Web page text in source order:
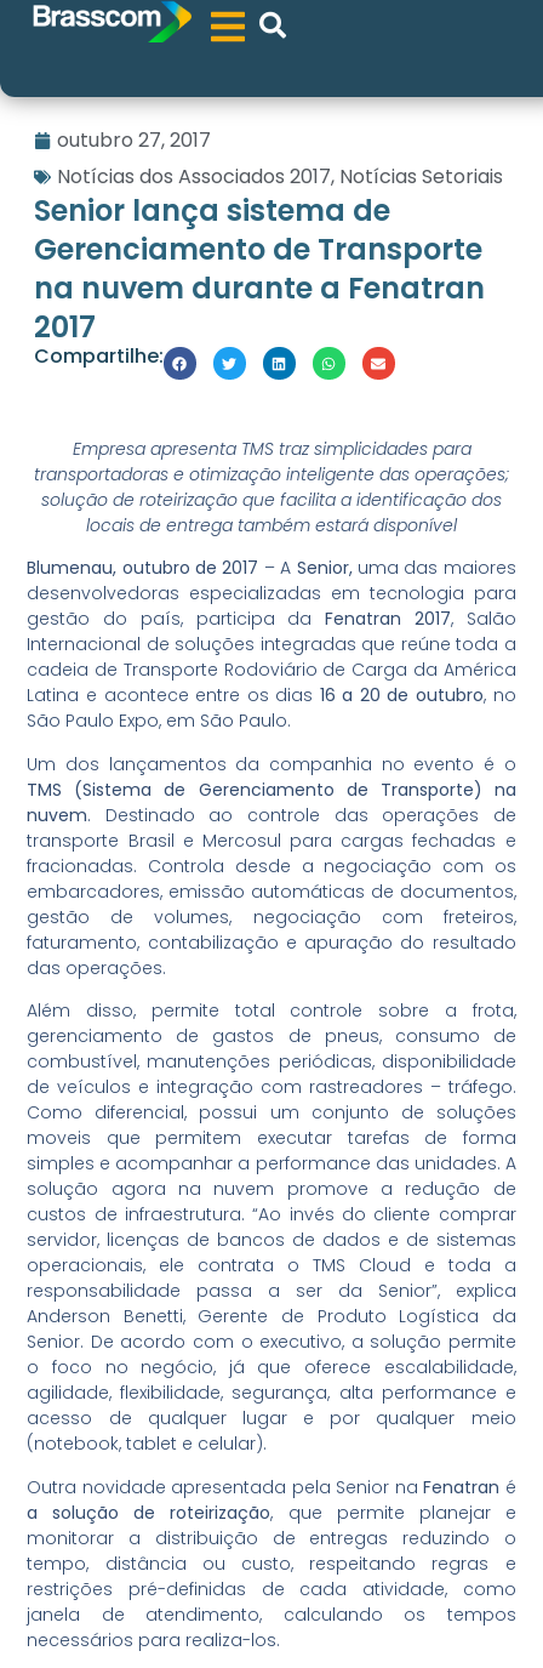
outubro 27, 2017
Notícias dos Associados 2017, Notícias Setoriais
Senior lança sistema de
Gerenciamento de Transporte
na nuvem durante a Fenatran
2017
Compartilhe:
Empresa apresenta TMS traz simplicidades para
transportadoras e otimização inteligente das operações;
solução de roteirização que facilita a identificação dos
locais de entrega também estará disponível
Blumenau, outubro de 2017 – A Senior, uma das maiores
desenvolvedoras especializadas em tecnologia para
gestão do país, participa daFenatran 2017, Salão
Internacional de soluções integradas que reúne toda a
cadeia de Transporte Rodoviário de Carga da América
Latina e acontece entre os dias 16 a 20 de outubro, no
São Paulo Expo, em São Paulo.
Um dos lançamentos da companhia no evento é o
TMS (Sistema de Gerenciamento de Transporte) na
nuvem. Destinado ao controle das operações de
transporte Brasil e Mercosul para cargas fechadas e
fracionadas. Controla desde a negociação com os
embarcadores, emissão automáticas de documentos,
gestão de volumes, negociação com freteiros,
faturamento, contabilização e apuração do resultado
das operações.
Além disso, permite total controle sobre a frota,
gerenciamento de gastos de pneus, consumo de
combustível, manutenções periódicas, disponibilidade
de veículos e integração com rastreadores – tráfego.
Como diferencial, possui um conjunto de soluções
moveis que permitem executar tarefas de forma
simples e acompanhar a performance das unidades. A
solução agora na nuvem promove a redução de
custos de infraestrutura. “Ao invés do cliente comprar
servidor, licenças de bancos de dados e de sistemas
operacionais, ele contrata o TMS Cloud e toda a
responsabilidade passa a ser da Senior”, explica
Anderson Benetti, Gerente de Produto Logística da
Senior. De acordo com o executivo, a solução permite
o foco no negócio, já que oferece escalabilidade,
agilidade, flexibilidade, segurança, alta performance e
acesso de qualquer lugar e por qualquer meio
(notebook, tablet e celular).
Outra novidade apresentada pela Senior naFenatran é
a solução de roteirização, que permite planejar e
monitorar a distribuição de entregas reduzindo o
tempo, distância ou custo, respeitando regras e
restrições pré-definidas de cada atividade, como
janela de atendimento, calculando os tempos
necessários para realiza-los.